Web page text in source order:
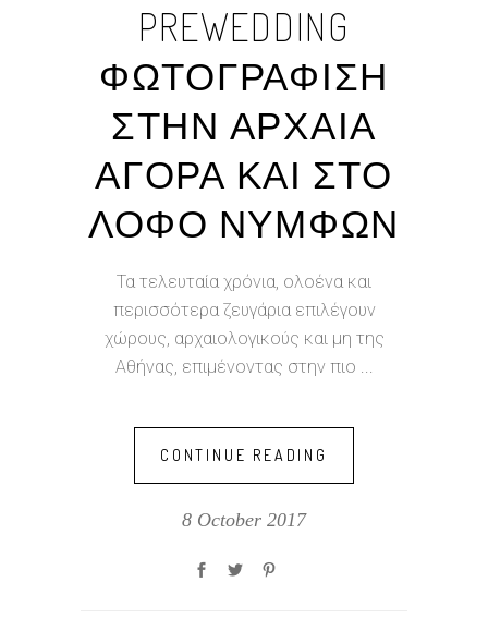
PREWEDDING
ΦΩΤΟΓΡΑΦΙΣΗ
ΣΤΗΝ ΑΡΧΑΙΑ
ΑΓΟΡΑ ΚΑΙ ΣΤΟ
ΛΟΦΟ ΝΥΜΦΩΝ
Τα τελευταία χρόνια, ολοένα και
περισσότερα ζευγάρια επιλέγουν
χώρους, αρχαιολογικούς και μη της
Αθήνας, επιμένοντας στην πιο
CONTINUE READING
8 October 2017